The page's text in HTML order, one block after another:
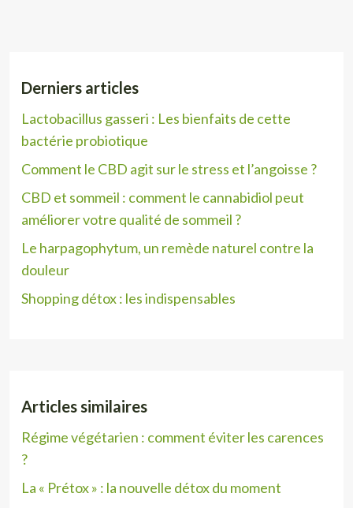
Derniers articles
Lactobacillus gasseri : Les bienfaits de cette
bactérie probiotique
Comment le CBD agit sur le stress et l’angoisse ?
CBD et sommeil : comment le cannabidiol peut
améliorer votre qualité de sommeil ?
Le harpagophytum, un remède naturel contre la
douleur
Shopping détox : les indispensables
Articles similaires
Régime végétarien : comment éviter les carences
?
La « Prétox » : la nouvelle détox du moment